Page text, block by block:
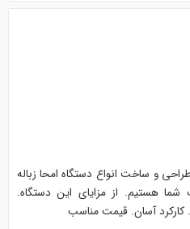
طراحی و ساخت انواع دستگاه امحا زباله
هستیم. از مزایای این دستگاه.